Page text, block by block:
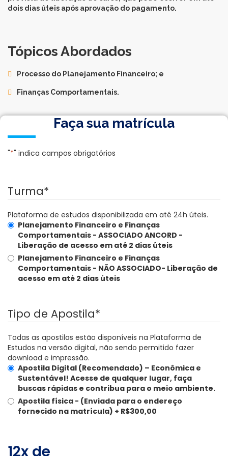
dois dias úteis após aprovação do pagamento.
Tópicos Abordados
Processo do Planejamento Financeiro; e
Finanças Comportamentais.
Faça sua matrícula
"*" indica campos obrigatórios
Turma*
Plataforma de estudos disponibilizada em até 24h úteis.
Planejamento Financeiro e Finanças
Comportamentais - ASSOCIADO ANCORD -
Liberação de acesso em até 2 dias úteis
Planejamento Financeiro e Finanças
Comportamentais - NÃO ASSOCIADO- Liberação de
acesso em até 2 dias úteis
Tipo de Apostila*
Todas as apostilas estão disponíveis na Plataforma de
Estudos na versão digital, não sendo permitido fazer
download e impressão.
Apostila Digital (Recomendado) – Econômica e
Sustentável! Acesse de qualquer lugar, faça
buscas rápidas e contribua para o meio ambiente.
Apostila física - (Enviada para o endereço
fornecido na matrícula) + R$300,00
12x de